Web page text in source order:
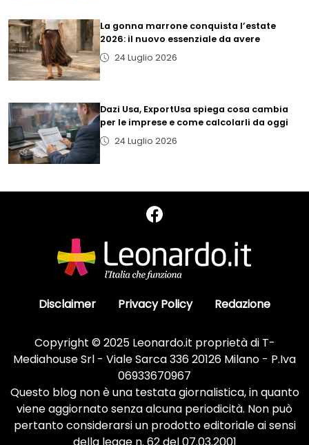
La gonna marrone conquista l’estate
2026: il nuovo essenziale da avere
24 Luglio 2026
Dazi Usa, ExportUsa spiega cosa cambia
per le imprese e come calcolarli da oggi
24 Luglio 2026
Disclaimer Privacy Policy Redazione
Copyright © 2025 Leonardo.it proprietà di T-
Mediahouse Srl - Viale Sarca 336 20126 Milano - P.Iva
06933670967
Questo blog non è una testata giornalistica, in quanto
viene aggiornato senza alcuna periodicità. Non può
pertanto considerarsi un prodotto editoriale ai sensi